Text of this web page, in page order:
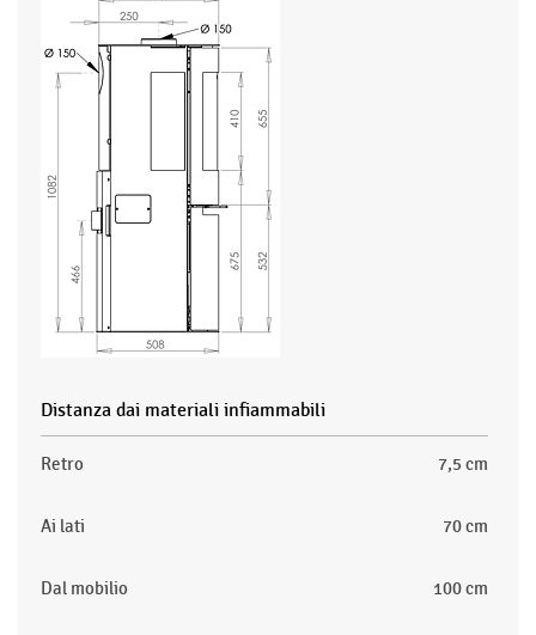
Distanza dai materiali infiammabili
Retro 7,5 cm
Ai lati 70 cm
Dal mobilio 100 cm